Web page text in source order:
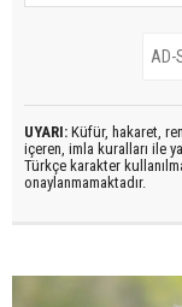
UYARI: Küfür, hakaret,
içeren, imla kuralları ile
Türkçe karakter
onaylanmamaktadır.